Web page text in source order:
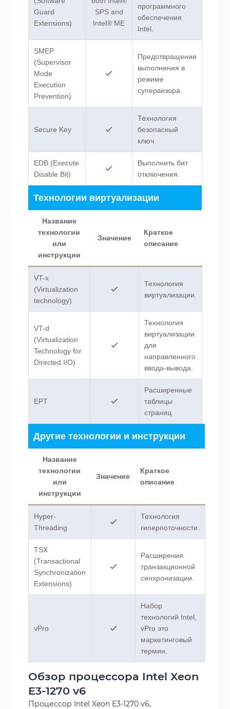
Guard
Extensions)
SPS and
Intel® ME
программного
обеспечения
Intel.
SMEP
(Supervisor
Mode
Execution
Prevention)
Предотвращение
выполнения в
режиме
супервизора.
Secure Key
Технология
безопасный
ключ.
EDB (Execute
Disable Bit)
Выполнить бит
отключения.
Технологии виртуализации
Название
технологии
или
инструкции
Значение
Краткое
описание
VT-x
(Virtualization
technology)
Технология
виртуализации.
VT-d
(Virtualization
Technology for
Directed I/O)
Технология
виртуализации
для
направленного
ввода-вывода.
EPT
Расширенные
таблицы
страниц.
Другие технологии и инструкции
Название
технологии
или
инструкции
Значение
Краткое
описание
Hyper-
Threading
Технология
гиперпоточности.
TSX
(Transactional
Synchronization
Extensions)
Расширения
транзакционной
синхронизации.
vPro
Набор
технологий Intel,
vPro это
маркетинговый
термин.
Обзор процессора Intel Xeon
E3-1270 v6
Процессор Intel Xeon E3-1270 v6,